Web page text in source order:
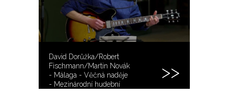
David Dorůžka/Robert
Fischmann/Martin Novák
- Málaga - Věčná naděje
- Mezinárodní hudební